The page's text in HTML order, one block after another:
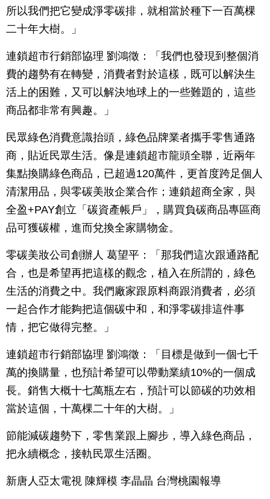
所以我們把它變成淨零碳排，就相當於種下一百萬棵
二十年大樹。」
連鎖超市行銷部協理 劉鴻徵：「我們也發現到整個消
費的趨勢有在轉變，消費者對於這樣，既可以解決生
活上的困難，又可以解決地球上的一些難題的，這些
商品都非常有興趣。」
民眾綠色消費意識抬頭，綠色品牌業者攜手零售通路
商，貼近民眾生活。像是連鎖超市龍頭全聯，近兩年
集點換購綠色商品，已超過120萬件，更首度跨足個人
清潔用品，與零碳美妝企業合作；連鎖超商全家，與
全盈+PAY創立「碳資產帳戶」，購買負碳商品專區商
品可獲碳權，進而兌換全家購物金。
零碳美妝公司創辦人 葛望平：「那我們這次跟通路配
合，也是希望再把這樣的觀念，植入在所謂的，綠色
生活的消費之中。我們廠家跟原料商跟消費者，必須
一起合作才能夠把這個碳中和，和淨零碳排這件事
情，把它做得完整。」
連鎖超市行銷部協理 劉鴻徵：「目標是做到一個七千
萬的換購量，也預計希望可以帶動業績10%的一個成
長。銷售大概十七萬瓶左右，預計可以節碳的功效相
當於這個，十萬棵二十年的大樹。」
節能減碳趨勢下，零售業跟上腳步，導入綠色商品，
把永續概念，接軌民眾生活圈。
新唐人亞太電視 陳輝模 李晶晶 台灣桃園報導